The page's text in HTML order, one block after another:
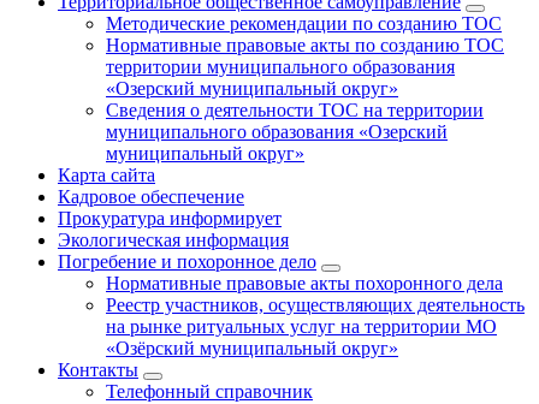
Методические рекомендации по созданию ТОС
Нормативные правовые акты по созданию ТОС
территории муниципального образования
«Озерский муниципальный округ»
Сведения о деятельности ТОС на территории
муниципального образования «Озерский
муниципальный округ»
Карта сайта
Кадровое обеспечение
Прокуратура информирует
Экологическая информация
Погребение и похоронное дело
Нормативные правовые акты похоронного дела
Реестр участников, осуществляющих деятельность
на рынке ритуальных услуг на территории МО
«Озёрский муниципальный округ»
Контакты
Телефонный справочник